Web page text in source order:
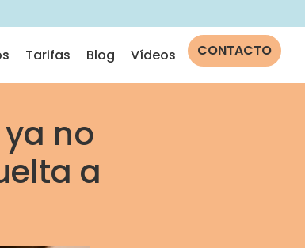
Tarifas Blog Vídeos CONTACTO
no
a